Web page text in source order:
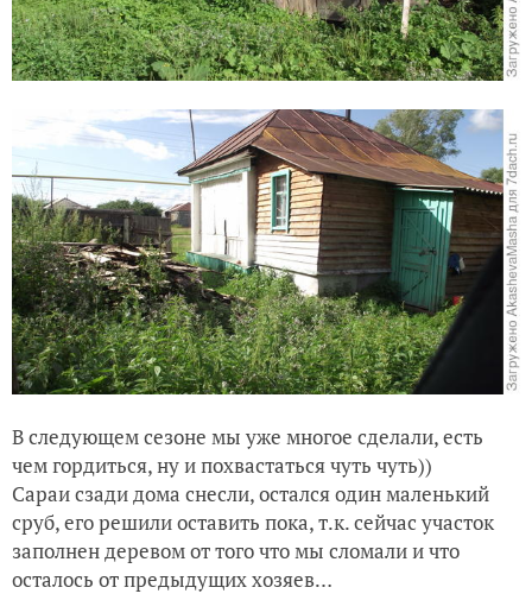
В следующем сезоне мы уже многое сделали, есть
чем гордиться, ну и похвастаться чуть чуть))
Сараи сзади дома снесли, остался один маленький
сруб, его решили оставить пока, т.к. сейчас участок
заполнен деревом от того что мы сломали и что
осталось от предыдущих хозяев…